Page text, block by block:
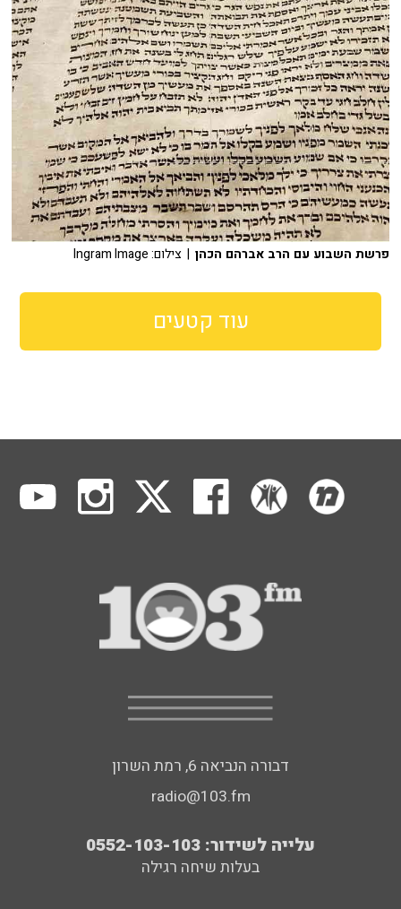
פרשת השבוע עם הרב אברהם הכהן | צילום: Ingram Image
עוד קטעים
דבורה הנביאה 6, רמת השרון
radio@103.fm
עלייה לשידור: 0552-103-103
בעלות שיחה רגילה